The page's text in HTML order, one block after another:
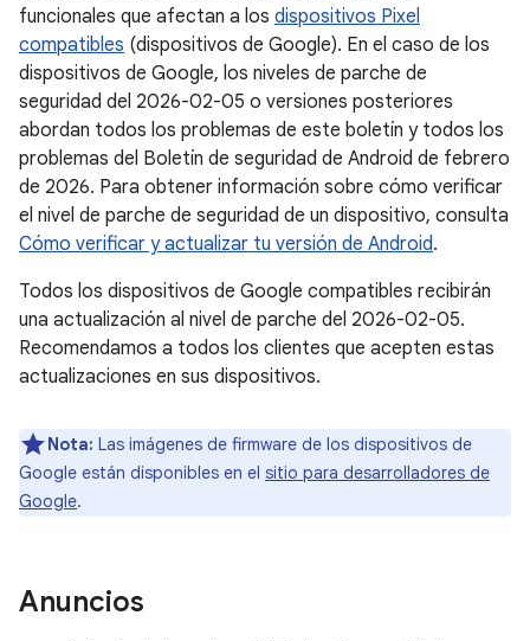
funcionales que afectan a los dispositivos Pixel
compatibles (dispositivos de Google). En el caso de los
dispositivos de Google, los niveles de parche de
seguridad del 2026-02-05 o versiones posteriores
abordan todos los problemas de este boletín y todos los
problemas del Boletín de seguridad de Android de febrero
de 2026. Para obtener información sobre cómo verificar
el nivel de parche de seguridad de un dispositivo, consulta
Cómo verificar y actualizar tu versión de Android.
Todos los dispositivos de Google compatibles recibirán
una actualización al nivel de parche del 2026-02-05.
Recomendamos a todos los clientes que acepten estas
actualizaciones en sus dispositivos.
Nota: Las imágenes de firmware de los dispositivos de
Google están disponibles en el sitio para desarrolladores de
Google.
Anuncios